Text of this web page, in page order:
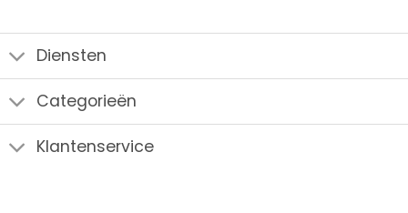
Diensten
Categorieën
Klantenservice